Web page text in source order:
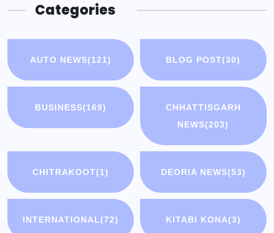
Categories
AUTO NEWS(121) BLOG POST(30)
BUSINESS(169)
CHHATTISGARH
NEWS(203)
CHITRAKOOT(1) DEORIA NEWS(53)
INTERNATIONAL(72) KITABI KONA(3)